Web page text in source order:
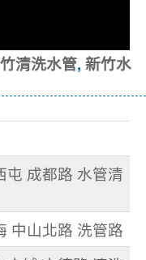
清洗水管, 新竹水
屯 成都路 水管清
中山北路 洗管路